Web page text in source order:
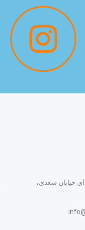
خیابان سعدی،